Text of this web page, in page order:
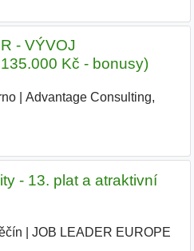
- VÝVOJ
Kč - bonusy)
|
Advantage Consulting,
- 13. plat a atraktivní
JOB LEADER EUROPE